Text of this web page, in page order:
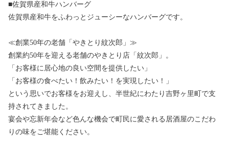
■佐賀県産和牛ハンバーグ
佐賀県産和牛をふわっとジューシーなハンバーグです。
≪創業50年の老舗「やきとり紋次郎」≫
創業約50年を迎える老舗のやきとり店「紋次郎」。
「お客様に居心地の良い空間を提供したい」
「お客様の食べたい！飲みたい！を実現したい！」
という思いでお客様をお迎えし、半世紀にわたり吉野ヶ里町で支
持されてきました。
宴会や忘新年会など色んな機会で町民に愛される居酒屋のこだわ
りの味をご堪能ください。